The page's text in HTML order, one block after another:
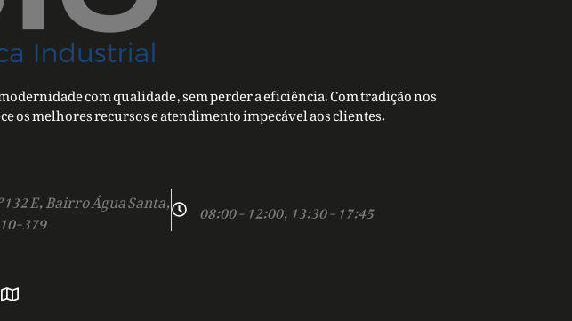
com qualidade, sem perder a eficiência. Com tradição nos
os melhores recursos e atendimento impecável aos clientes.
E, Bairro Água Santa,
379 08:00 - 12:00, 13:30 - 17:45